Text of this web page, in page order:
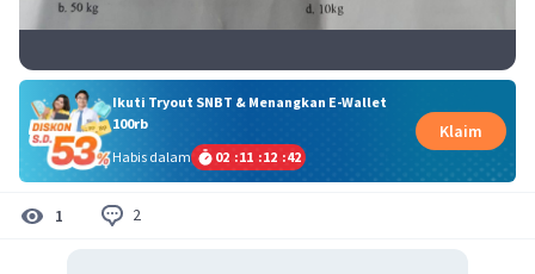
Ikuti Tryout SNBT & Menangkan E-Wallet
100rb
Habis dalam
02 :11 :12 :42
Klaim
1 2